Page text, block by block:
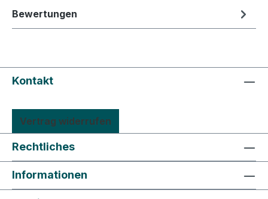
Bewertungen
Kontakt
Vertrag widerrufen
Rechtliches
Informationen